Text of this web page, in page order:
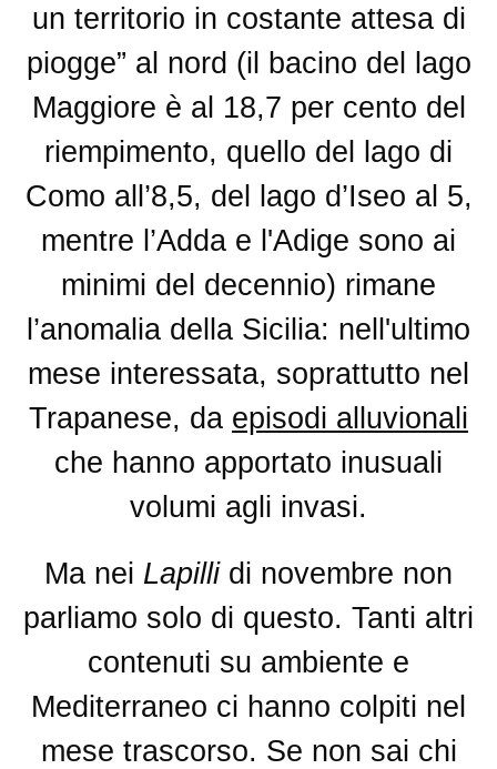
un territorio in costante attesa di
piogge” al nord (il bacino del lago
Maggiore è al 18,7 per cento del
riempimento, quello del lago di
Como all’8,5, del lago d’Iseo al 5,
mentre l’Adda e l'Adige sono ai
minimi del decennio) rimane
l’anomalia della Sicilia: nell'ultimo
mese interessata, soprattutto nel
Trapanese, da episodi alluvionali
che hanno apportato inusuali
volumi agli invasi.
Ma nei Lapillidi novembre non
parliamo solo di questo. Tanti altri
contenuti su ambiente e
Mediterraneo ci hanno colpiti nel
mese trascorso. Se non sai chi